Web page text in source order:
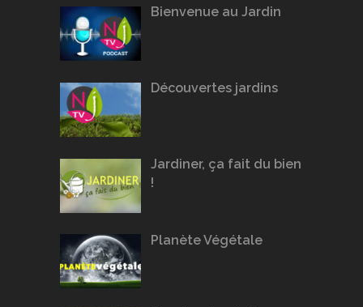
Bienvenue au Jardin
Découvertes jardins
Jardiner, ça fait du bien
!
Planète Végétale